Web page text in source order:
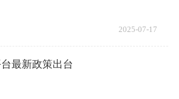
2025-07-17
最新政策出台